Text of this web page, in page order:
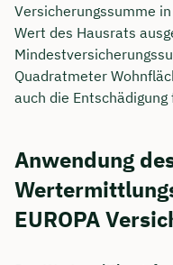
Versicherungssumme
Wert des Hausrats
Quadratmeter
auch die
Anwendung
EUROPA